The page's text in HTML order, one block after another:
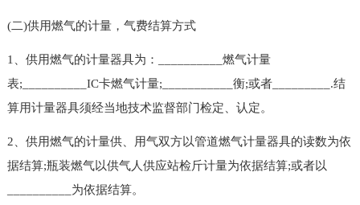
(二)供用燃气的计量，气费结算方式
1、供用燃气的计量器具为：__________燃气计量
表;__________IC卡燃气计量;___________衡;或者_________.结
算用计量器具须经当地技术监督部门检定、认定。
2、供用燃气的计量供、用气双方以管道燃气计量器具的读数为依
据结算;瓶装燃气以供气人供应站检斤计量为依据结算;或者以
__________为依据结算。